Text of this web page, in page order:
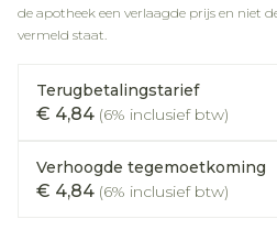
de apotheek een verlaagde prijs en niet
vermeld staat.
Terugbetalingstarief
€ 4,84 (6% inclusief btw)
Verhoogde tegemoetkoming
€ 4,84 (6% inclusief btw)